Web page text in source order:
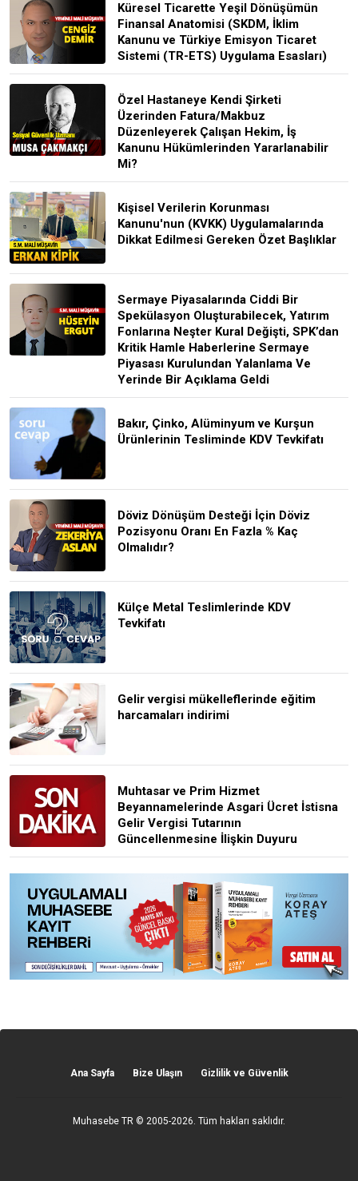
Küresel Ticarette Yeşil Dönüşümün
Finansal Anatomisi (SKDM, İklim
Kanunu ve Türkiye Emisyon Ticaret
Sistemi (TR-ETS) Uygulama Esasları)
Özel Hastaneye Kendi Şirketi
Üzerinden Fatura/Makbuz
Düzenleyerek Çalışan Hekim, İş
Kanunu Hükümlerinden Yararlanabilir
Mi?
Kişisel Verilerin Korunması
Kanunu'nun (KVKK) Uygulamalarında
Dikkat Edilmesi Gereken Özet Başlıklar
Sermaye Piyasalarında Ciddi Bir
Spekülasyon Oluşturabilecek, Yatırım
Fonlarına Neşter Kural Değişti, SPK’dan
Kritik Hamle Haberlerine Sermaye
Piyasası Kurulundan Yalanlama Ve
Yerinde Bir Açıklama Geldi
Bakır, Çinko, Alüminyum ve Kurşun
Ürünlerinin Tesliminde KDV Tevkifatı
Döviz Dönüşüm Desteği İçin Döviz
Pozisyonu Oranı En Fazla % Kaç
Olmalıdır?
Külçe Metal Teslimlerinde KDV
Tevkifatı
Gelir vergisi mükelleflerinde eğitim
harcamaları indirimi
Muhtasar ve Prim Hizmet
Beyannamelerinde Asgari Ücret İstisna
Gelir Vergisi Tutarının
Güncellenmesine İlişkin Duyuru
Ana Sayfa Bize Ulaşın Gizlilik ve Güvenlik
Muhasebe TR © 2005-2026. Tüm hakları saklıdır.